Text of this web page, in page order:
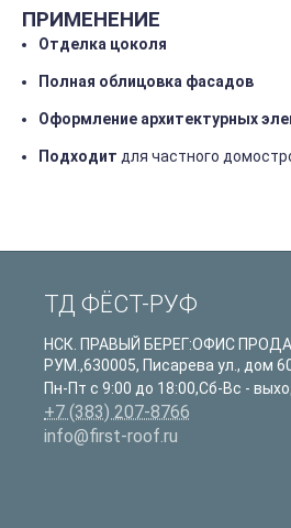
ПРИМЕНЕНИЕ
Отделка цоколя
Полная облицовка фасадов
Оформление архитектурных
Подходит для частного
ТД ФЁСТ-РУФ
НСК. ПРАВЫЙ БЕРЕГ:ОФИС
РУМ.,630005, Писарева ул., дом
Пн-Пт с 9:00 до 18:00,Сб-Вс -
+7 (383) 207-8766
info@first-roof.ru